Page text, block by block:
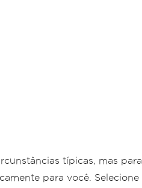
típicas, mas
para você.